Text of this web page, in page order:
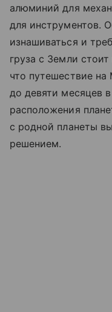
алюминий для
для инструментов.
изнашиваться и
груза с Земли
что путешествие
до девяти месяцев
расположения
с родной планеты
решением.